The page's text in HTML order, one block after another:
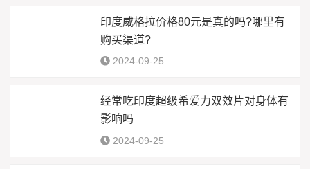
印度威格拉价格80元是真的吗?哪里有
购买渠道?
2024-09-25
经常吃印度超级希爱力双效片对身体有
影响吗
2024-09-25